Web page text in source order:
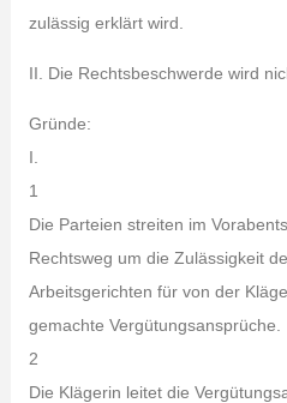
zulässig erklärt wird.
II. Die Rechtsbeschwerde wird
Gründe:
I.
1
Die Parteien streiten im
Rechtsweg um die Zulässigkeit
Arbeitsgerichten für von der
gemachte Vergütungsansprüche.
2
Die Klägerin leitet die